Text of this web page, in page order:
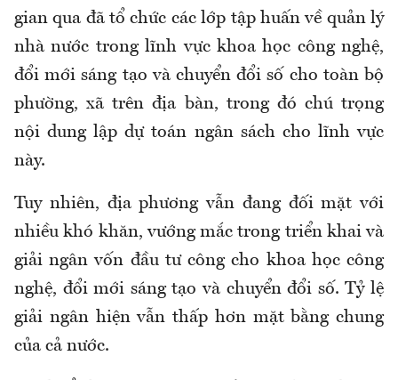
gian qua đã tổ chức các lớp tập huấn về quản lý
nhà nước trong lĩnh vực khoa học công nghệ,
đổi mới sáng tạo và chuyển đổi số cho toàn bộ
phường, xã trên địa bàn, trong đó chú trọng
nội dung lập dự toán ngân sách cho lĩnh vực
này.
Tuy nhiên, địa phương vẫn đang đối mặt với
nhiều khó khăn, vướng mắc trong triển khai và
giải ngân vốn đầu tư công cho khoa học công
nghệ, đổi mới sáng tạo và chuyển đổi số. Tỷ lệ
giải ngân hiện vẫn thấp hơn mặt bằng chung
của cả nước.